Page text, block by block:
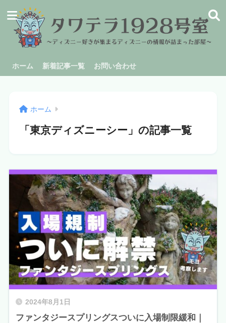
ホーム 新着記事一覧 お問い合わせ
ホーム
「東京ディズニーシー」の記事一覧
2024年8月1日
ファンタジースプリングスついに入場制限緩和｜